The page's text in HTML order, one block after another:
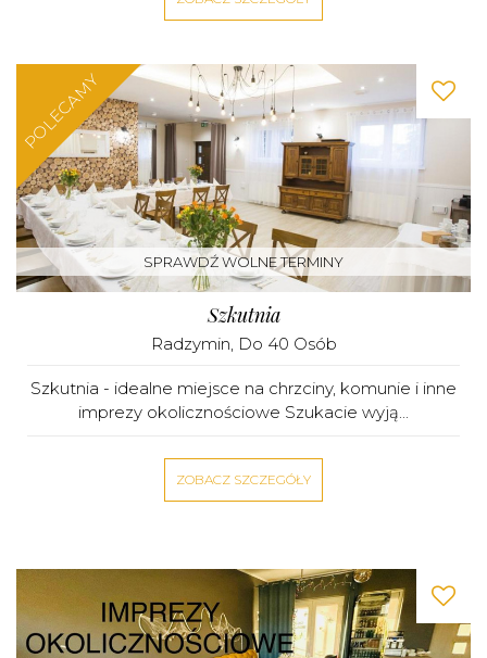
POLECAMY
SPRAWDŹ WOLNE TERMINY
Szkutnia
Radzymin, Do 40 Osób
Szkutnia - idealne miejsce na chrzciny, komunie i inne
imprezy okolicznościowe Szukacie wyją...
ZOBACZ SZCZEGÓŁY